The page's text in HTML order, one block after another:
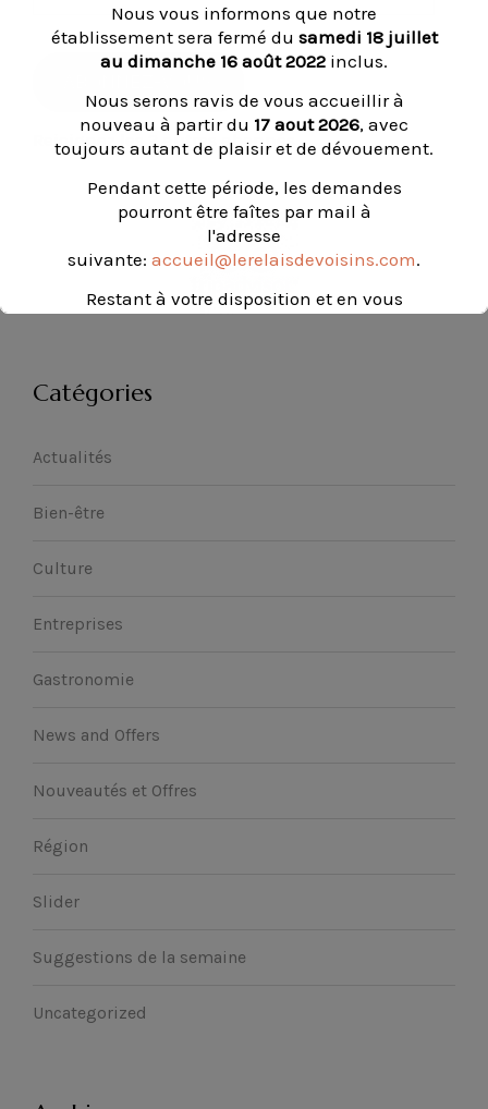
mail
Rejoignez les 2 autres abonnés
Catégories
Actualités
Bien-être
Culture
Entreprises
Gastronomie
News and Offers
Nouveautés et Offres
Région
Slider
Suggestions de la semaine
Uncategorized
Nous vous informons que notre
établissement sera fermé du samedi 18 juillet
au dimanche 16 août 2022 inclus.
Nous serons ravis de vous accueillir à
nouveau à partir du 17 aout 2026, avec
toujours autant de plaisir et de dévouement.
Pendant cette période, les demandes
pourront être faîtes par mail à
l'adresse
suivante: accueil@lerelaisdevoisins.com.
Restant à votre disposition et en vous